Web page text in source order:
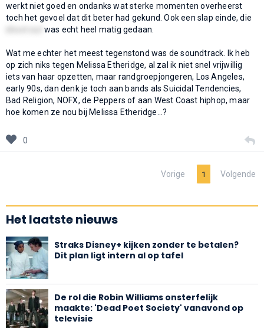
werkt niet goed en ondanks wat sterke momenten overheerst
toch het gevoel dat dit beter had gekund. Ook een slap einde, die
was echt heel matig gedaan.
Wat me echter het meest tegenstond was de soundtrack. Ik heb
op zich niks tegen Melissa Etheridge, al zal ik niet snel vrijwillig
iets van haar opzetten, maar randgroepjongeren, Los Angeles,
early 90s, dan denk je toch aan bands als Suicidal Tendencies,
Bad Religion, NOFX, de Peppers of aan West Coast hiphop, maar
hoe komen ze nou bij Melissa Etheridge…?
0
Vorige 1 Volgende
Het laatste nieuws
Straks Disney+ kijken zonder te betalen?
Dit plan ligt intern al op tafel
De rol die Robin Williams onsterfelijk
maakte: 'Dead Poet Society' vanavond op
televisie